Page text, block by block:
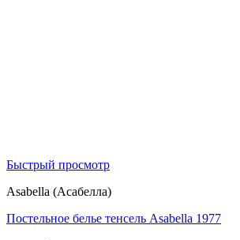
Быстрый просмотр
Asabella (Асабелла)
Постельное белье тенсель Asabella 1977